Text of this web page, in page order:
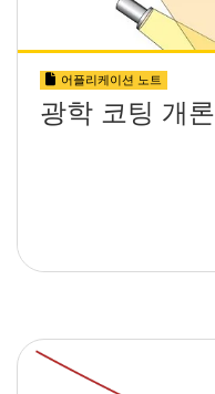
어플리케이션 노트
광학 코팅 개론